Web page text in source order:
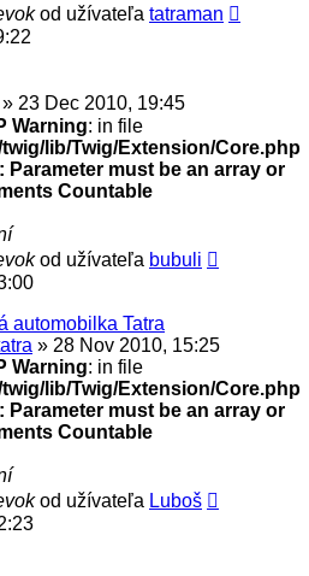
od užívateľa tatraman
» 23 Dec 2010, 19:45
Warning: in file
lib/Twig/Extension/Core.php
Parameter must be an array or
Countable
od užívateľa bubuli
automobilka Tatra
» 28 Nov 2010, 15:25
Warning: in file
lib/Twig/Extension/Core.php
Parameter must be an array or
Countable
od užívateľa Luboš